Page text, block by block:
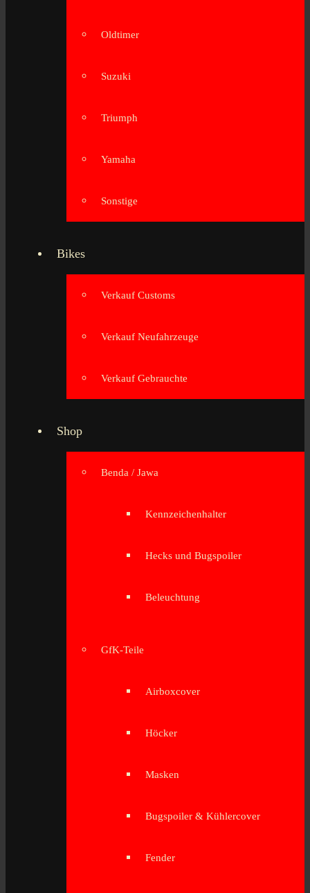
Oldtimer
Suzuki
Triumph
Yamaha
Sonstige
Bikes
Verkauf Customs
Verkauf Neufahrzeuge
Verkauf Gebrauchte
Shop
Benda / Jawa
Kennzeichenhalter
Hecks und Bugspoiler
Beleuchtung
GfK-Teile
Airboxcover
Höcker
Masken
Bugspoiler & Kühlercover
Fender